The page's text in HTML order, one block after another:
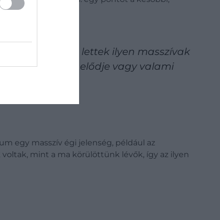
kialakulni.
hogyan lettek ilyen masszívak
hogy az elődje vagy valami
egy masszív égi jelenség, például az
mint a ma körülöttünk lévők, így az ilyen